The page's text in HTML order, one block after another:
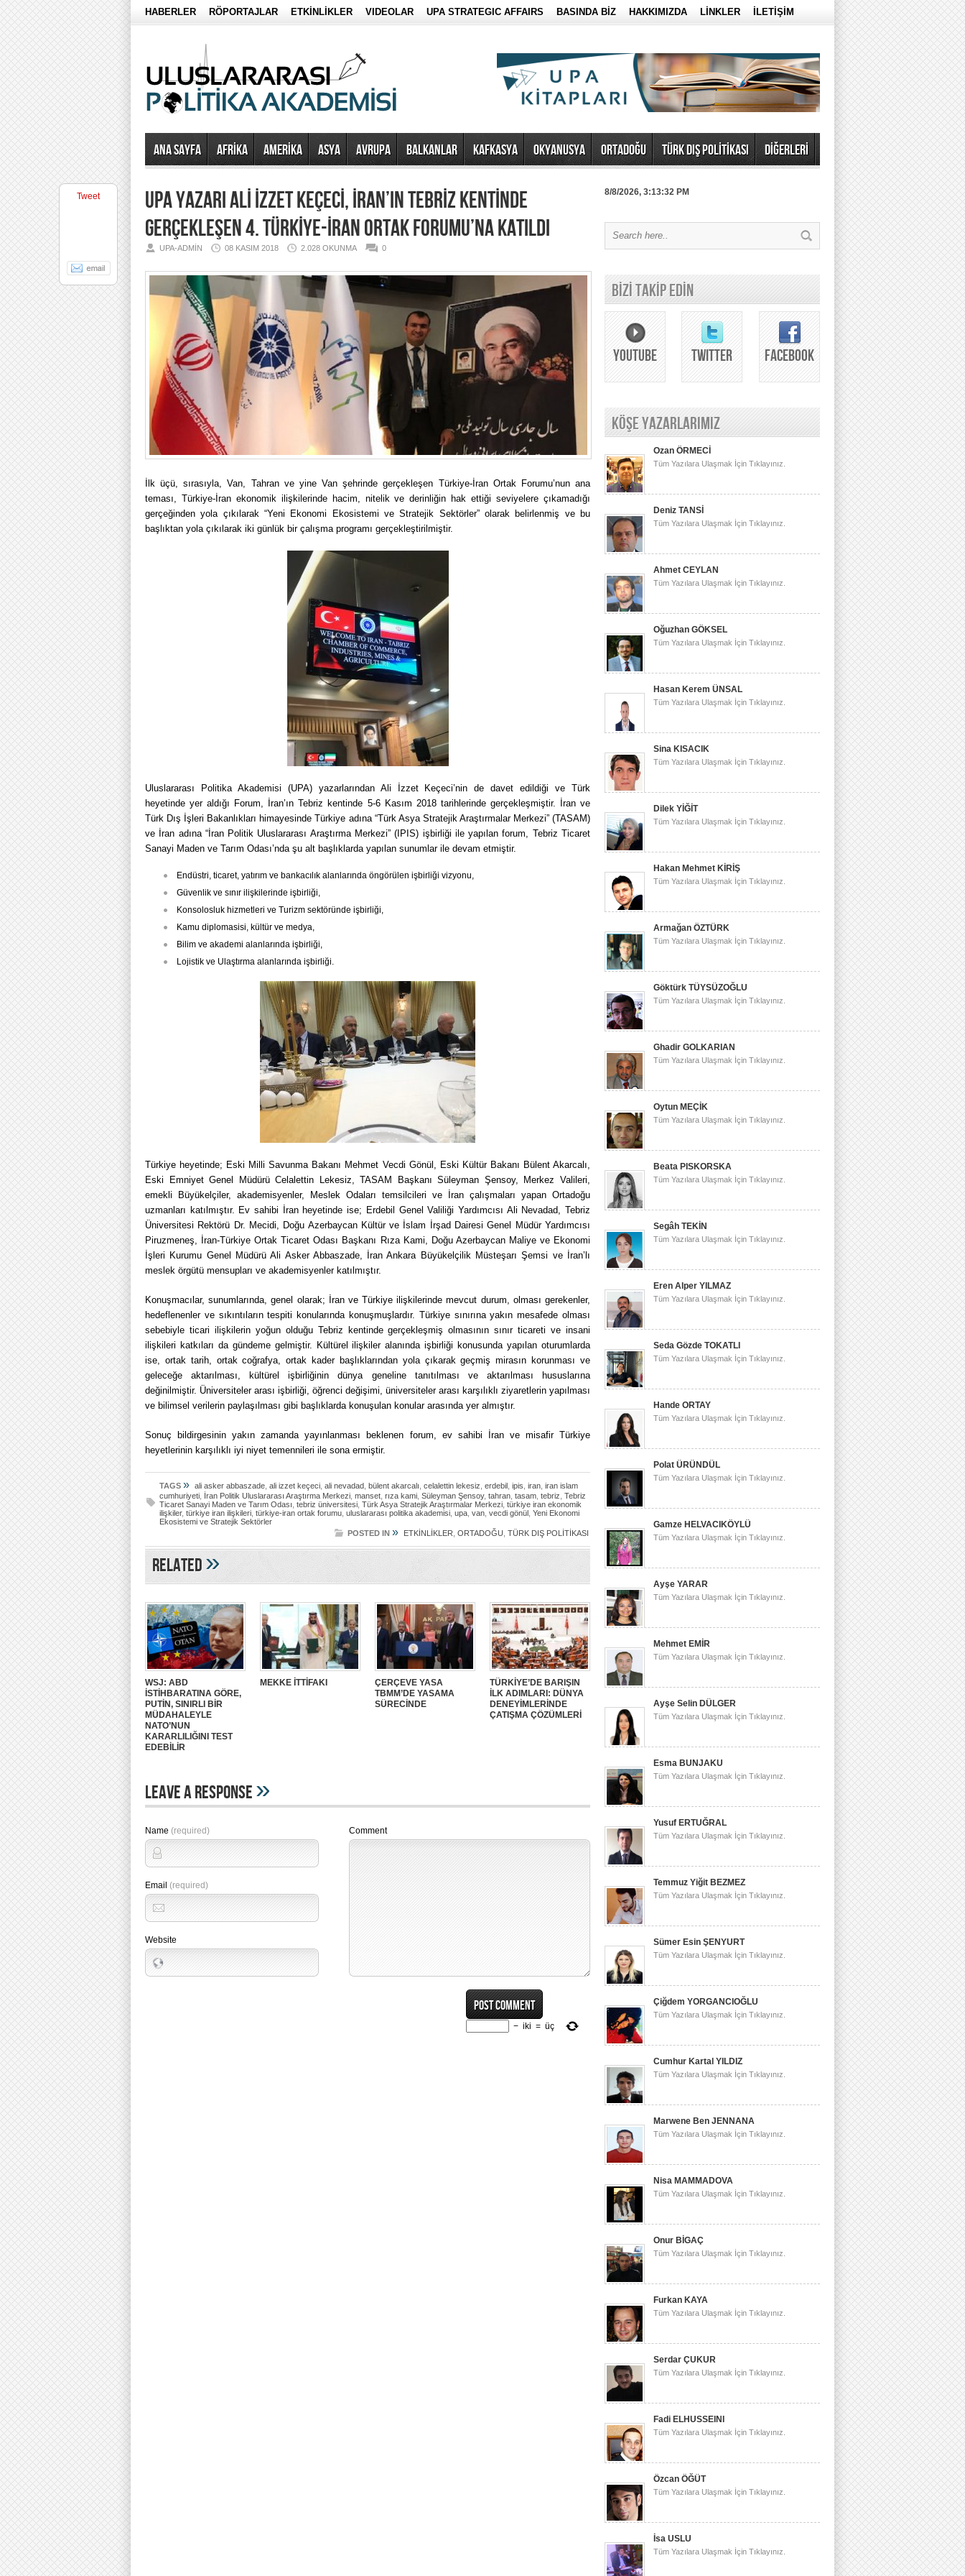
HABERLER RÖPORTAJLAR ETKİNLİKLER VIDEOLAR UPA STRATEGIC AFFAIRS BASINDA BİZ HAKKIMIZDA LİNKLER İLETİŞİM
Ana Sayfa AFRİKA AMERİKA ASYA AVRUPA BALKANLAR KAFKASYA OKYANUSYA ORTADOĞU TÜRK DIŞ POLİTİKASI DİĞERLERİ
UPA YAZARI ALİ İZZET KEÇECİ, İRAN’IN TEBRİZ KENTİNDE
GERÇEKLEŞEN 4. TÜRKİYE-İRAN ORTAK FORUMU’NA KATILDI
UPA-ADMIN 08 KASIM 2018 2.028 OKUNMA 0
İlk üçü, sırasıyla, Van, Tahran ve yine Van şehrinde gerçekleşen Türkiye-İran Ortak Forumu’nun ana
teması, Türkiye-İran ekonomik ilişkilerinde hacim, nitelik ve derinliğin hak ettiği seviyelere çıkamadığı
gerçeğinden yola çıkılarak “Yeni Ekonomi Ekosistemi ve Stratejik Sektörler” olarak belirlenmiş ve bu
başlıktan yola çıkılarak iki günlük bir çalışma programı gerçekleştirilmiştir.
Uluslararası Politika Akademisi (UPA) yazarlarından Ali İzzet Keçeci’nin de davet edildiği ve Türk
heyetinde yer aldığı Forum, İran’ın Tebriz kentinde 5-6 Kasım 2018 tarihlerinde gerçekleşmiştir. İran ve
Türk Dış İşleri Bakanlıkları himayesinde Türkiye adına “Türk Asya Stratejik Araştırmalar Merkezi” (TASAM)
ve İran adına “İran Politik Uluslararası Araştırma Merkezi” (IPIS) işbirliği ile yapılan forum, Tebriz Ticaret
Sanayi Maden ve Tarım Odası’nda şu alt başlıklarda yapılan sunumlar ile devam etmiştir.
Endüstri, ticaret, yatırım ve bankacılık alanlarında öngörülen işbirliği vizyonu,
Güvenlik ve sınır ilişkilerinde işbirliği,
Konsolosluk hizmetleri ve Turizm sektöründe işbirliği,
Kamu diplomasisi, kültür ve medya,
Bilim ve akademi alanlarında işbirliği,
Lojistik ve Ulaştırma alanlarında işbirliği.
Türkiye heyetinde; Eski Milli Savunma Bakanı Mehmet Vecdi Gönül, Eski Kültür Bakanı Bülent Akarcalı,
Eski Emniyet Genel Müdürü Celalettin Lekesiz, TASAM Başkanı Süleyman Şensoy, Merkez Valileri,
emekli Büyükelçiler, akademisyenler, Meslek Odaları temsilcileri ve İran çalışmaları yapan Ortadoğu
uzmanları katılmıştır. Ev sahibi İran heyetinde ise; Erdebil Genel Valiliği Yardımcısı Ali Nevadad, Tebriz
Üniversitesi Rektörü Dr. Mecidi, Doğu Azerbaycan Kültür ve İslam İrşad Dairesi Genel Müdür Yardımcısı
Piruzmeneş, İran-Türkiye Ortak Ticaret Odası Başkanı Rıza Kami, Doğu Azerbaycan Maliye ve Ekonomi
İşleri Kurumu Genel Müdürü Ali Asker Abbaszade, İran Ankara Büyükelçilik Müsteşarı Şemsi ve İran’lı
meslek örgütü mensupları ve akademisyenler katılmıştır.
Konuşmacılar, sunumlarında, genel olarak; İran ve Türkiye ilişkilerinde mevcut durum, olması gerekenler,
hedeflenenler ve sıkıntıların tespiti konularında konuşmuşlardır. Türkiye sınırına yakın mesafede olması
sebebiyle ticari ilişkilerin yoğun olduğu Tebriz kentinde gerçekleşmiş olmasının sınır ticareti ve insani
ilişkileri katkıları da gündeme gelmiştir. Kültürel ilişkiler alanında işbirliği konusunda yapılan oturumlarda
ise, ortak tarih, ortak coğrafya, ortak kader başlıklarından yola çıkarak geçmiş mirasın korunması ve
geleceğe aktarılması, kültürel işbirliğinin dünya geneline tanıtılması ve aktarılması hususlarına
değinilmiştir. Üniversiteler arası işbirliği, öğrenci değişimi, üniversiteler arası karşılıklı ziyaretlerin yapılması
ve bilimsel verilerin paylaşılması gibi başlıklarda konuşulan konular arasında yer almıştır.
Sonuç bildirgesinin yakın zamanda yayınlanması beklenen forum, ev sahibi İran ve misafir Türkiye
heyetlerinin karşılıklı iyi niyet temennileri ile sona ermiştir.
Tweet
TAGS » ali asker abbaszade ali izzet keçeci ali nevadad bülent akarcalı celalettin lekesiz erdebil ipis iran iran islam
cumhuriyeti İran Politik Uluslararası Araştırma Merkezi manset rıza kami Süleyman Şensoy, tahran tasam tebriz Tebriz
Ticaret Sanayi Maden ve Tarım Odası tebriz üniversitesi Türk Asya Stratejik Araştırmalar Merkezi türkiye iran ekonomik
ilişkiler, türkiye iran ilişkileri türkiye-iran ortak forumu uluslararası politika akademisi upa van vecdi gönül Yeni Ekonomi
Ekosistemi ve Stratejik Sektörler
POSTED IN » ETKİNLİKLER ORTADOĞU TÜRK DIŞ POLİTİKASI
Related»
WSJ: ABD
İSTİHBARATINA GÖRE,
PUTİN, SINIRLI BİR
MÜDAHALEYLE
NATO’NUN
KARARLILIĞINI TEST
EDEBİLİR
MEKKE İTTİFAKI
ÇERÇEVE YASA
TBMM’DE YASAMA
SÜRECİNDE
TÜRKİYE’DE BARIŞIN
İLK ADIMLARI: DÜNYA
DENEYİMLERİNDE
ÇATIŞMA ÇÖZÜMLERİ
Leave A Response»
Name (required)
Email (required)
Website
Comment
− iki = üç
8/8/2026, 3:13:32 PM
BİZİ TAKİP EDİN
YOUTUBE TWITTER FACEBOOK
KÖŞE YAZARLARIMIZ
Ozan ÖRMECİ
Tüm Yazılara Ulaşmak İçin Tıklayınız.
Deniz TANSİ
Tüm Yazılara Ulaşmak İçin Tıklayınız.
Ahmet CEYLAN
Tüm Yazılara Ulaşmak İçin Tıklayınız.
Oğuzhan GÖKSEL
Tüm Yazılara Ulaşmak İçin Tıklayınız.
Hasan Kerem ÜNSAL
Tüm Yazılara Ulaşmak İçin Tıklayınız.
Sina KISACIK
Tüm Yazılara Ulaşmak İçin Tıklayınız.
Dilek YİĞİT
Tüm Yazılara Ulaşmak İçin Tıklayınız.
Hakan Mehmet KİRİŞ
Tüm Yazılara Ulaşmak İçin Tıklayınız.
Armağan ÖZTÜRK
Tüm Yazılara Ulaşmak İçin Tıklayınız.
Göktürk TÜYSÜZOĞLU
Tüm Yazılara Ulaşmak İçin Tıklayınız.
Ghadir GOLKARIAN
Tüm Yazılara Ulaşmak İçin Tıklayınız.
Oytun MEÇİK
Tüm Yazılara Ulaşmak İçin Tıklayınız.
Beata PISKORSKA
Tüm Yazılara Ulaşmak İçin Tıklayınız.
Segâh TEKİN
Tüm Yazılara Ulaşmak İçin Tıklayınız.
Eren Alper YILMAZ
Tüm Yazılara Ulaşmak İçin Tıklayınız.
Seda Gözde TOKATLI
Tüm Yazılara Ulaşmak İçin Tıklayınız.
Hande ORTAY
Tüm Yazılara Ulaşmak İçin Tıklayınız.
Polat ÜRÜNDÜL
Tüm Yazılara Ulaşmak İçin Tıklayınız.
Gamze HELVACIKÖYLÜ
Tüm Yazılara Ulaşmak İçin Tıklayınız.
Ayşe YARAR
Tüm Yazılara Ulaşmak İçin Tıklayınız.
Mehmet EMİR
Tüm Yazılara Ulaşmak İçin Tıklayınız.
Ayşe Selin DÜLGER
Tüm Yazılara Ulaşmak İçin Tıklayınız.
Esma BUNJAKU
Tüm Yazılara Ulaşmak İçin Tıklayınız.
Yusuf ERTUĞRAL
Tüm Yazılara Ulaşmak İçin Tıklayınız.
Temmuz Yiğit BEZMEZ
Tüm Yazılara Ulaşmak İçin Tıklayınız.
Sümer Esin ŞENYURT
Tüm Yazılara Ulaşmak İçin Tıklayınız.
Çiğdem YORGANCIOĞLU
Tüm Yazılara Ulaşmak İçin Tıklayınız.
Cumhur Kartal YILDIZ
Tüm Yazılara Ulaşmak İçin Tıklayınız.
Marwene Ben JENNANA
Tüm Yazılara Ulaşmak İçin Tıklayınız.
Nisa MAMMADOVA
Tüm Yazılara Ulaşmak İçin Tıklayınız.
Onur BİGAÇ
Tüm Yazılara Ulaşmak İçin Tıklayınız.
Furkan KAYA
Tüm Yazılara Ulaşmak İçin Tıklayınız.
Serdar ÇUKUR
Tüm Yazılara Ulaşmak İçin Tıklayınız.
Fadi ELHUSSEINI
Tüm Yazılara Ulaşmak İçin Tıklayınız.
Özcan ÖĞÜT
Tüm Yazılara Ulaşmak İçin Tıklayınız.
İsa USLU
Tüm Yazılara Ulaşmak İçin Tıklayınız.